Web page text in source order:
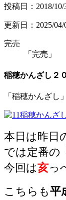
投稿日：2018/10/
更新日：2025/04/
完売
「完売」
稲穂かんざし２
「稲穂かんざし
本日は昨日
では定番の
今回は亥っ
こちらも平